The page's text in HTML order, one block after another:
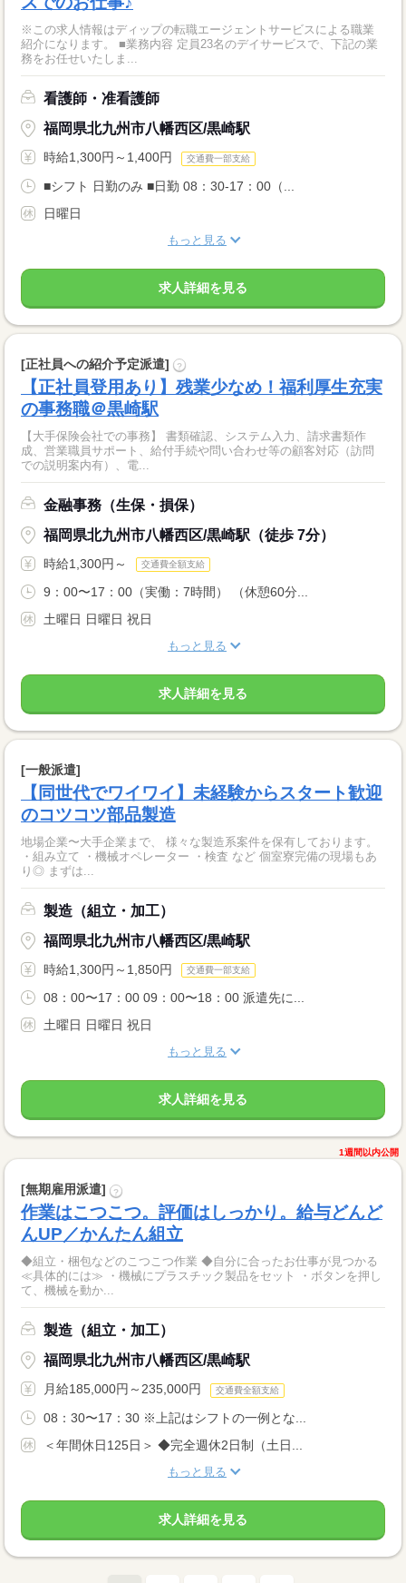
※この求人情報はディップの転職エージェントサービスによる職業
紹介になります。 ■業務内容 定員23名のデイサービスで、下記の業
務をお任せいたしま...
看護師・准看護師
福岡県北九州市八幡西区/黒崎駅
時給1,300円～1,400円 交通費一部支給
■シフト 日勤のみ ■日勤 08：30-17：00（...
日曜日
もっと見る
求人詳細を見る
[正社員への紹介予定派遣] ?
【正社員登用あり】残業少なめ！福利厚生充実
の事務職＠黒崎駅
【大手保険会社での事務】 書類確認、システム入力、請求書類作
成、営業職員サポート、給付手続や問い合わせ等の顧客対応（訪問
での説明案内有）、電...
金融事務（生保・損保）
福岡県北九州市八幡西区/黒崎駅（徒歩 7分）
時給1,300円～ 交通費全額支給
9：00〜17：00（実働：7時間） （休憩60分...
土曜日 日曜日 祝日
もっと見る
求人詳細を見る
[一般派遣]
【同世代でワイワイ】未経験からスタート歓迎
のコツコツ部品製造
地場企業〜大手企業まで、 様々な製造系案件を保有しております。
・組み立て ・機械オペレーター ・検査 など 個室寮完備の現場もあ
り◎ まずは...
製造（組立・加工）
福岡県北九州市八幡西区/黒崎駅
時給1,300円～1,850円 交通費一部支給
08：00〜17：00 09：00〜18：00 派遣先に...
土曜日 日曜日 祝日
もっと見る
求人詳細を見る
1週間以内公開
[無期雇用派遣] ?
作業はこつこつ。評価はしっかり。給与どんど
んUP／かんたん組立
◆組立・梱包などのこつこつ作業 ◆自分に合ったお仕事が見つかる
≪具体的には≫ ・機械にプラスチック製品をセット ・ボタンを押し
て、機械を動か...
製造（組立・加工）
福岡県北九州市八幡西区/黒崎駅
月給185,000円～235,000円 交通費全額支給
08：30〜17：30 ※上記はシフトの一例とな...
＜年間休日125日＞ ◆完全週休2日制（土日...
もっと見る
求人詳細を見る